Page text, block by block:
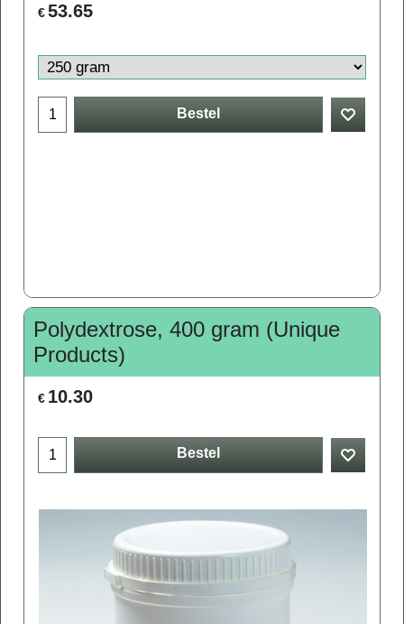
€53.65
Bestel
Polydextrose, 400 gram (Unique
Products)
€ 10.30
Bestel